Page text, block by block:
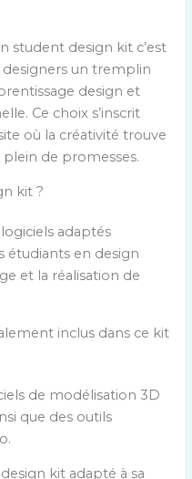
student design kit c’est
un tremplin
design et
Ce choix s’inscrit
où la créativité trouve
de promesses.
kit ?
adaptés
étudiants en design
et la réalisation de
inclus dans ce kit
de modélisation 3D
que des outils
kit adapté à sa